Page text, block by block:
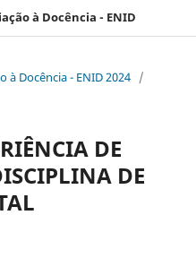
à Docência - ENID
à Docência - ENID 2024 /
DE
DE